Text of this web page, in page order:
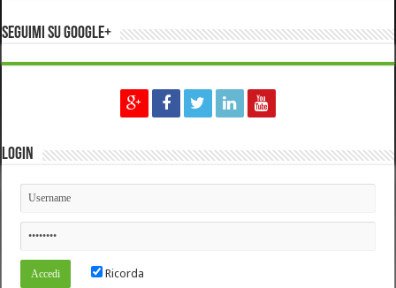
Seguimi su Google+
Login
Ricorda